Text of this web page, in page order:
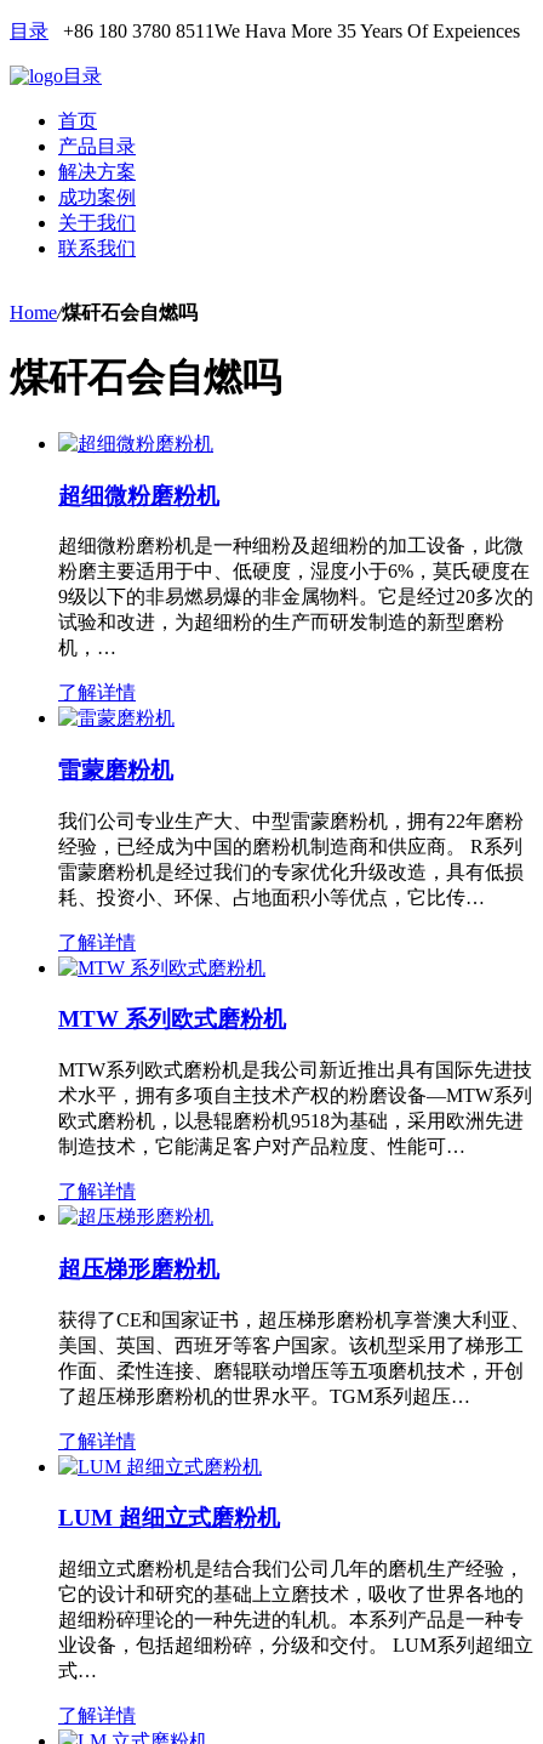
目录 +86 180 3780 8511We Hava More 35 Years Of Expeiences
目录
首页
产品目录
解决方案
成功案例
关于我们
联系我们
Home/煤矸石会自燃吗
煤矸石会自燃吗
超细微粉磨粉机
超细微粉磨粉机是一种细粉及超细粉的加工设备，此微
粉磨主要适用于中、低硬度，湿度小于6%，莫氏硬度在
9级以下的非易燃易爆的非金属物料。它是经过20多次的
试验和改进，为超细粉的生产而研发制造的新型磨粉
机，…
了解详情
雷蒙磨粉机
我们公司专业生产大、中型雷蒙磨粉机，拥有22年磨粉
经验，已经成为中国的磨粉机制造商和供应商。 R系列
雷蒙磨粉机是经过我们的专家优化升级改造，具有低损
耗、投资小、环保、占地面积小等优点，它比传…
了解详情
MTW 系列欧式磨粉机
MTW系列欧式磨粉机是我公司新近推出具有国际先进技
术水平，拥有多项自主技术产权的粉磨设备—MTW系列
欧式磨粉机，以悬辊磨粉机9518为基础，采用欧洲先进
制造技术，它能满足客户对产品粒度、性能可…
了解详情
超压梯形磨粉机
获得了CE和国家证书，超压梯形磨粉机享誉澳大利亚、
美国、英国、西班牙等客户国家。该机型采用了梯形工
作面、柔性连接、磨辊联动增压等五项磨机技术，开创
了超压梯形磨粉机的世界水平。TGM系列超压…
了解详情
LUM 超细立式磨粉机
超细立式磨粉机是结合我们公司几年的磨机生产经验，
它的设计和研究的基础上立磨技术，吸收了世界各地的
超细粉碎理论的一种先进的轧机。本系列产品是一种专
业设备，包括超细粉碎，分级和交付。 LUM系列超细立
式…
了解详情